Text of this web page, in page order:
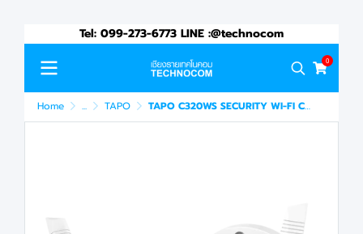
Tel: 099-273-6773 LINE :@technocom
0
Home ... TAPO TAPO C320WS SECURITY WI-FI CAMERA OUTDOOR